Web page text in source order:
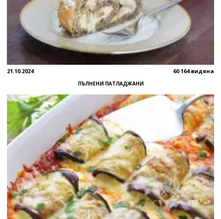
21.10.2024 60 164 видяна
ПЪЛНЕНИ ПАТЛАДЖАНИ